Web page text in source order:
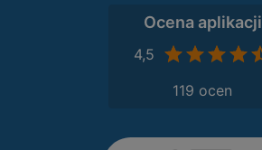
Ocena aplikacji
4,5
119 ocen